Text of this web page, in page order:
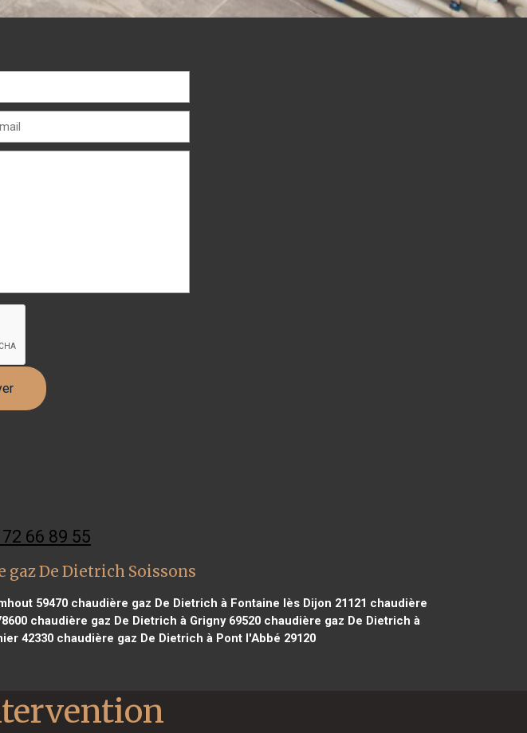
66 89 55
De Dietrich Soissons
59470 chaudière gaz De Dietrich à Fontaine lès Dijon 21121 chaudière
chaudière gaz De Dietrich à Grigny 69520 chaudière gaz De Dietrich à
42330 chaudière gaz De Dietrich à Pont l'Abbé 29120